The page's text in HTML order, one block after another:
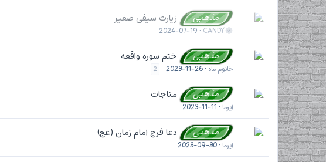
مذهبی زیارت سیفی صغیر
CANDY
2024-07-19
مذهبی ختم سوره واقعه
خانوم ماه 2023-11-26
2
مذهبی مناجات
ایرما 2023-11-11
مذهبی دعا فرج امام زمان (عج)
ایرما 2023-09-30